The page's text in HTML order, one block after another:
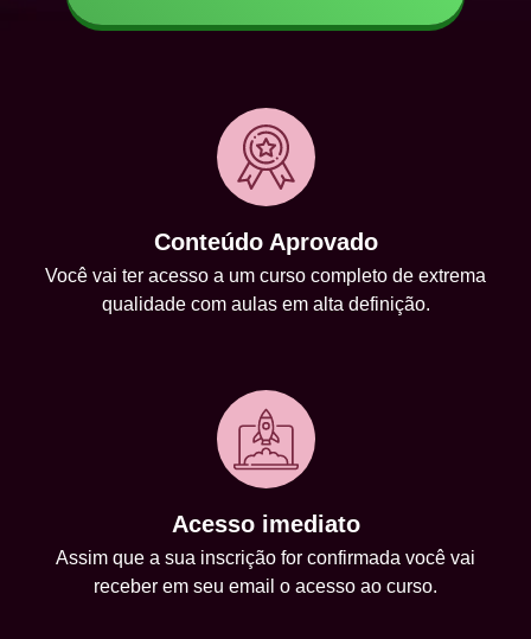
Conteúdo Aprovado
Você vai ter acesso a um curso completo de extrema
qualidade com aulas em alta definição.
Acesso imediato
Assim que a sua inscrição for confirmada você vai
receber em seu email o acesso ao curso.